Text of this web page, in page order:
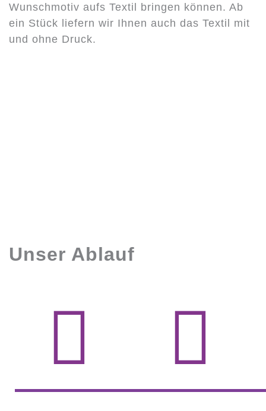
Wunschmotiv aufs Textil bringen können. Ab
ein Stück liefern wir Ihnen auch das Textil mit
und ohne Druck.
Unser Ablauf